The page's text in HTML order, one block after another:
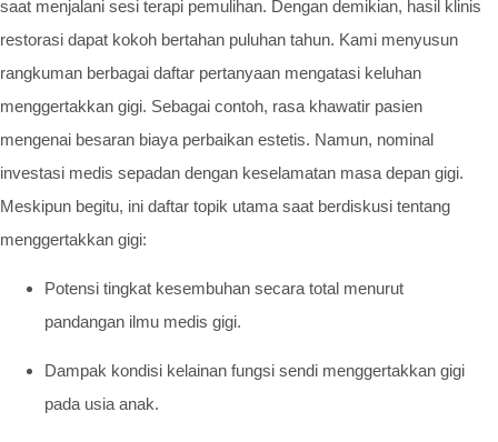
saat menjalani sesi terapi pemulihan. Dengan demikian, hasil klinis
restorasi dapat kokoh bertahan puluhan tahun. Kami menyusun
rangkuman berbagai daftar pertanyaan mengatasi keluhan
menggertakkan gigi. Sebagai contoh, rasa khawatir pasien
mengenai besaran biaya perbaikan estetis. Namun, nominal
investasi medis sepadan dengan keselamatan masa depan gigi.
Meskipun begitu, ini daftar topik utama saat berdiskusi tentang
menggertakkan gigi:
Potensi tingkat kesembuhan secara total menurut
pandangan ilmu medis gigi.
Dampak kondisi kelainan fungsi sendi menggertakkan gigi
pada usia anak.